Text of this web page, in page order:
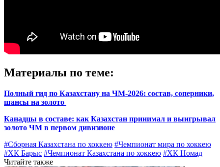
Материалы по теме:
Полный гид по Казахстану на ЧМ-2026: состав, соперники,
шансы на золото
Канадцы в составе: как Казахстан принимал и выигрывал
золото ЧМ в первом дивизионе
#Сборная Казахстана по хоккею #Чемпионат мира по хоккею
#ХК Барыс #Чемпионат Казахстана по хоккею #ХК Номад
Читайте также